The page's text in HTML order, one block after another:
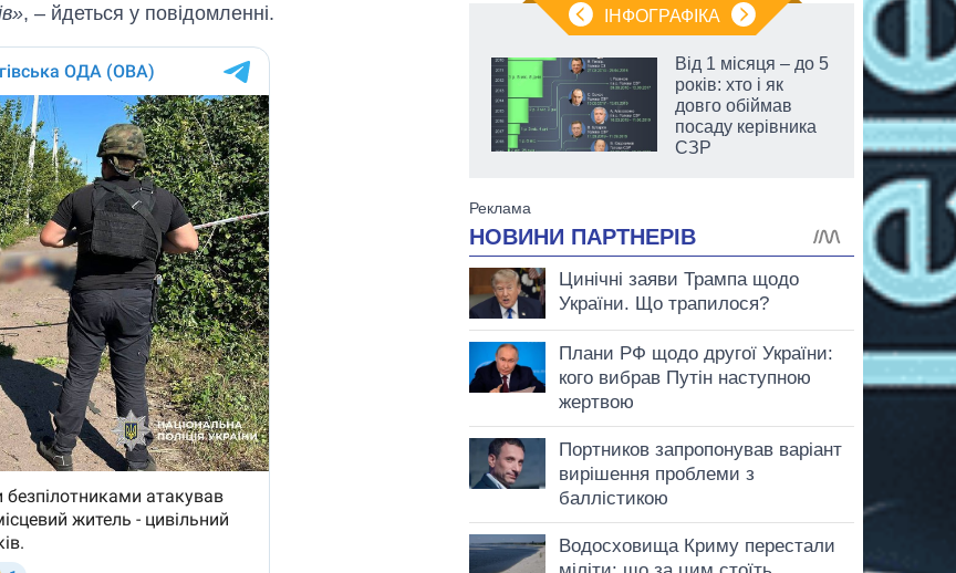
, – йдеться у повiдомленнi. ІНФОГРАФІКА
Від 1 місяця – до 5
років: хто і як
довго обіймав
посаду керівника
СЗР